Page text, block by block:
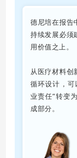
德尼培在报告
持续发展必须
用价值之上。
从医疗材料创
循环设计， 可
业责任”转变
成部分。